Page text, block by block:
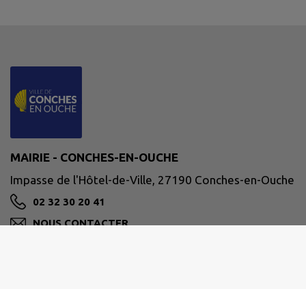
MAIRIE - CONCHES-EN-OUCHE
Impasse de l'Hôtel-de-Ville, 27190 Conches-en-Ouche
02 32 30 20 41
NOUS CONTACTER